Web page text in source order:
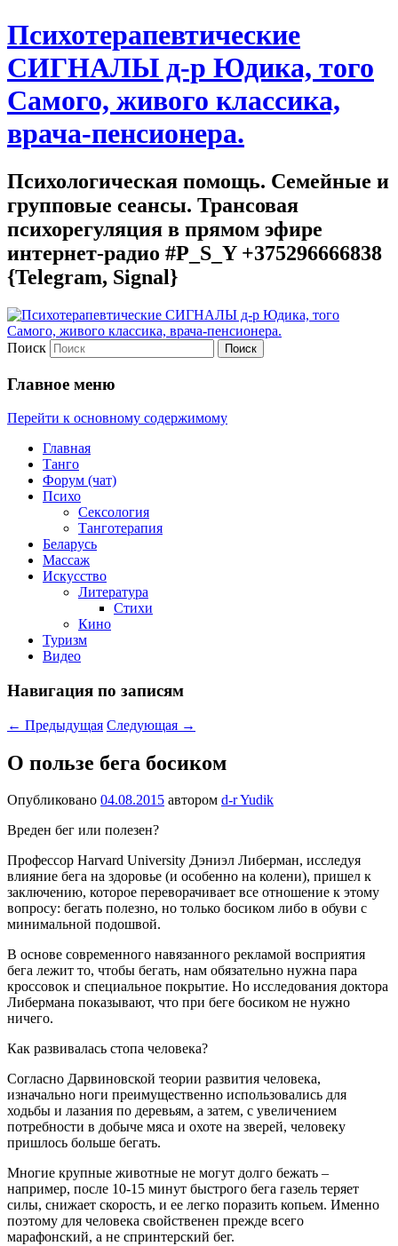
Психотерапевтические
СИГНАЛЫ д-р Юдика, того
Самого, живого классика,
врача-пенсионера.
Психологическая помощь. Семейные и
групповые сеансы. Трансовая
психорегуляция в прямом эфире
интернет-радио #P_S_Y +375296666838
{Telegram, Signal}
Поиск
Главное меню
Перейти к основному содержимому
Главная
Танго
Форум (чат)
Психо
Сексология
Танготерапия
Беларусь
Массаж
Искусство
Литература
Стихи
Кино
Туризм
Видео
Навигация по записям
← Предыдущая Следующая →
О пользе бега босиком
Опубликовано 04.08.2015 автором d-r Yudik
Вреден бег или полезен?
Профессор Harvard University Дэниэл Либерман, исследуя
влияние бега на здоровье (и особенно на колени), пришел к
заключению, которое переворачивает все отношение к этому
вопросу: бегать полезно, но только босиком либо в обуви с
минимальной подошвой.
В основе современного навязанного рекламой восприятия
бега лежит то, чтобы бегать, нам обязательно нужна пара
кроссовок и специальное покрытие. Но исследования доктора
Либермана показывают, что при беге босиком не нужно
ничего.
Как развивалась стопа человека?
Согласно Дарвиновской теории развития человека,
изначально ноги преимущественно использовались для
ходьбы и лазания по деревьям, а затем, с увеличением
потребности в добыче мяса и охоте на зверей, человеку
пришлось больше бегать.
Многие крупные животные не могут долго бежать –
например, после 10-15 минут быстрого бега газель теряет
силы, снижает скорость, и ее легко поразить копьем. Именно
поэтому для человека свойственен прежде всего
марафонский, а не спринтерский бег.